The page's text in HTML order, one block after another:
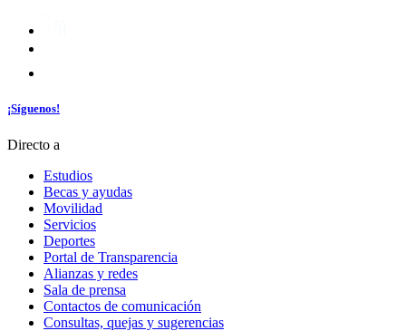
¡Síguenos!
Directo a
Estudios
Becas y ayudas
Movilidad
Servicios
Deportes
Portal de Transparencia
Alianzas y redes
Sala de prensa
Contactos de comunicación
Consultas, quejas y sugerencias